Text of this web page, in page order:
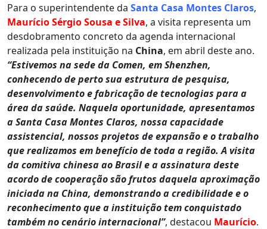
Para o superintendente da Santa Casa Montes Claros,
Maurício Sérgio Sousa e Silva, a visita representa um
desdobramento concreto da agenda internacional
realizada pela instituição na China, em abril deste ano.
“Estivemos na sede da Comen, em Shenzhen,
conhecendo de perto sua estrutura de pesquisa,
desenvolvimento e fabricação de tecnologias para a
área da saúde. Naquela oportunidade, apresentamos
a Santa Casa Montes Claros, nossa capacidade
assistencial, nossos projetos de expansão e o trabalho
que realizamos em benefício de toda a região. A visita
da comitiva chinesa ao Brasil e a assinatura deste
acordo de cooperação são frutos daquela aproximação
iniciada na China, demonstrando a credibilidade e o
reconhecimento que a instituição tem conquistado
também no cenário internacional”, destacou Maurício.